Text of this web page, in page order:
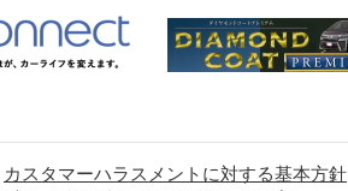
カスタマーハラスメントに対する基本方針